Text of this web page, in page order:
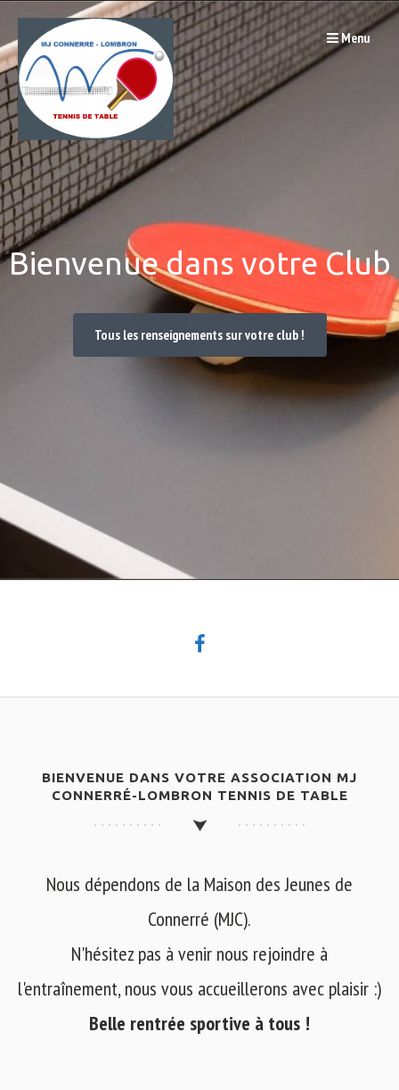
Passer
au
contenu
Menu
Bienvenue dans votre Club
Tous les renseignements sur votre club !
BIENVENUE DANS VOTRE ASSOCIATION MJ
CONNERRÉ-LOMBRON TENNIS DE TABLE
Nous dépendons de la Maison des Jeunes de
Connerré (MJC).
N'hésitez pas à venir nous rejoindre à
l'entraînement, nous vous accueillerons avec plaisir :)
Belle rentrée sportive à tous !